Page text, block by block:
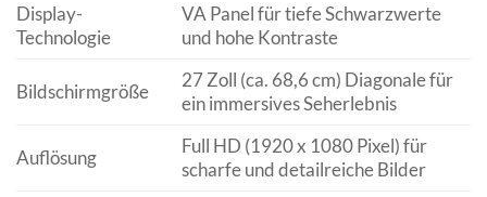
Display-
Technologie
VA Panel für tiefe Schwarzwerte
und hohe Kontraste
Bildschirmgröße
27 Zoll (ca. 68,6 cm) Diagonale für
ein immersives Seherlebnis
Auflösung
Full HD (1920 x 1080 Pixel) für
scharfe und detailreiche Bilder